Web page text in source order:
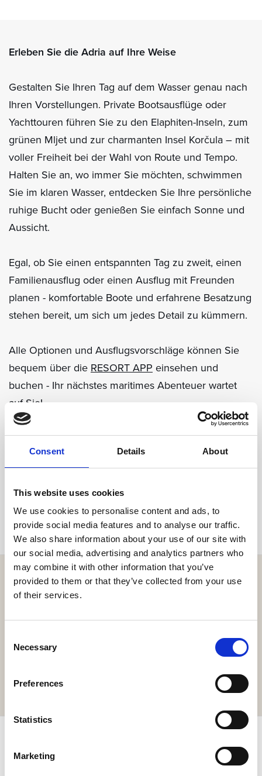
Consent Details About
This website uses cookies
We use cookies to personalise content and ads, to
provide social media features and to analyse our traffic.
We also share information about your use of our site with
our social media, advertising and analytics partners who
may combine it with other information that you’ve
provided to them or that they’ve collected from your use
of their services.
Selection
Necessary
Preferences
Statistics
Marketing
Erleben Sie die Adria auf Ihre Weise
Gestalten Sie Ihren Tag auf dem Wasser genau nach
Ihren Vorstellungen. Private Bootsausflüge oder
Yachttouren führen Sie zu den Elaphiten-Inseln, zum
grünen Mljet und zur charmanten Insel Korčula – mit
voller Freiheit bei der Wahl von Route und Tempo.
Halten Sie an, wo immer Sie möchten, schwimmen
Sie im klaren Wasser, entdecken Sie Ihre persönliche
ruhige Bucht oder genießen Sie einfach Sonne und
Aussicht.
Egal, ob Sie einen entspannten Tag zu zweit, einen
Familienausflug oder einen Ausflug mit Freunden
planen - komfortable Boote und erfahrene Besatzung
stehen bereit, um sich um jedes Detail zu kümmern.
Alle Optionen und Ausflugsvorschläge können Sie
bequem über die RESORT APP einsehen und
buchen - Ihr nächstes maritimes Abenteuer wartet
auf Sie!
Teilen
Holen Sie sich hier die Resort-App!
Erkunden Sie das Resort über unsere Web-App, reservieren
Sie Ihre Erlebnisse, reservieren Sie Ihren Tisch
ABONNIEREN & BIS ZU 10 % SPAREN!
Newsletter abonnieren für exklusive Neuigkeiten und